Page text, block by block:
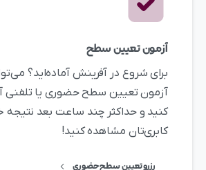
آزمون تعیین سطح
برای شروع در آفرینش آماده‌اید؟
آزمون تعیین سطح حضوری یا تلفنی
کنید و حداکثر چند ساعت بعد نتیجه
کابری‌تان مشاهده کنید!
رزرو تعیین سطح حضوری